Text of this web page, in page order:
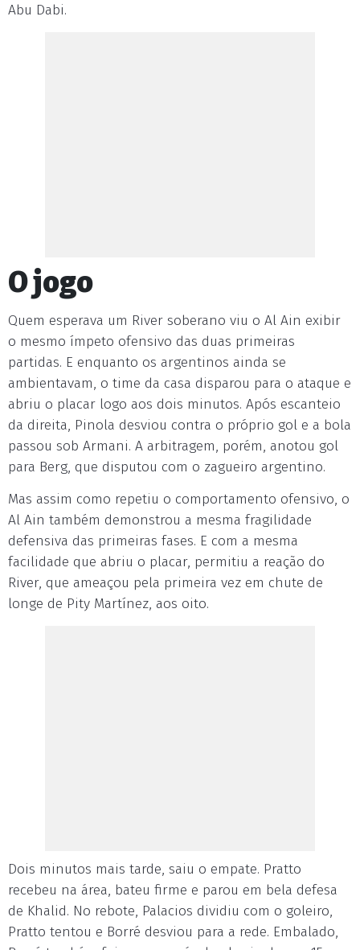
Abu Dabi.
O jogo
Quem esperava um River soberano viu o Al Ain exibir
o mesmo ímpeto ofensivo das duas primeiras
partidas. E enquanto os argentinos ainda se
ambientavam, o time da casa disparou para o ataque e
abriu o placar logo aos dois minutos. Após escanteio
da direita, Pinola desviou contra o próprio gol e a bola
passou sob Armani. A arbitragem, porém, anotou gol
para Berg, que disputou com o zagueiro argentino.
Mas assim como repetiu o comportamento ofensivo, o
Al Ain também demonstrou a mesma fragilidade
defensiva das primeiras fases. E com a mesma
facilidade que abriu o placar, permitiu a reação do
River, que ameaçou pela primeira vez em chute de
longe de Pity Martínez, aos oito.
Dois minutos mais tarde, saiu o empate. Pratto
recebeu na área, bateu firme e parou em bela defesa
de Khalid. No rebote, Palacios dividiu com o goleiro,
Pratto tentou e Borré desviou para a rede. Embalado,